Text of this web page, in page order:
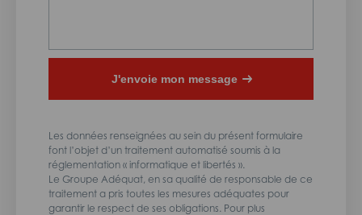
J'envoie mon message
Les données renseignées au sein du présent formulaire
font l’objet d’un traitement automatisé soumis à la
réglementation « informatique et libertés ».
Le Groupe Adéquat, en sa qualité de responsable de ce
traitement a pris toutes les mesures adéquates pour
garantir le respect de ses obligations. Pour plus